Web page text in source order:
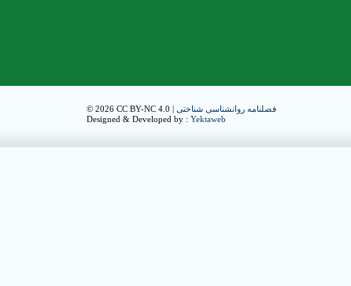
© 2026 CC BY-NC 4.0 | فصلنامه روانشناسی شناختی
Designed & Developed by : Yektaweb